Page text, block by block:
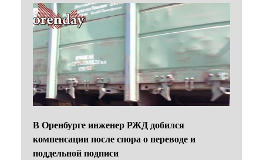
В Оренбурге инженер РЖД добился
компенсации после спора о переводе и
поддельной подписи